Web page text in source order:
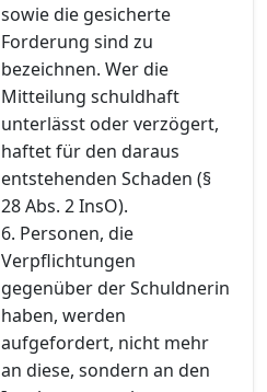
sowie die gesicherte
Forderung sind zu
bezeichnen. Wer die
Mitteilung schuldhaft
unterlässt oder verzögert,
haftet für den daraus
entstehenden Schaden (§
28 Abs. 2 InsO).
6. Personen, die
Verpflichtungen
gegenüber der Schuldnerin
haben, werden
aufgefordert, nicht mehr
an diese, sondern an den